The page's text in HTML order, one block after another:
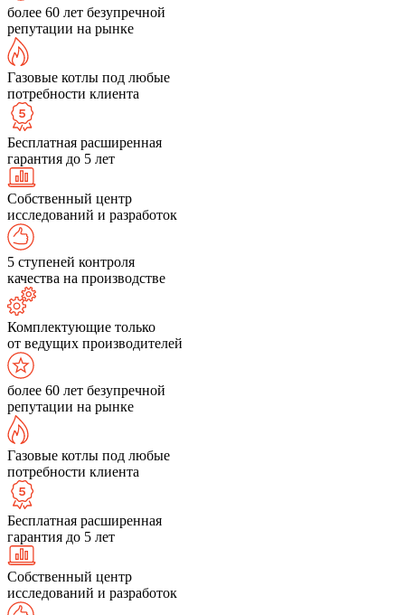
более 60 лет безупречной
репутации на рынке
Газовые котлы под любые
потребности клиента
Бесплатная расширенная
гарантия до 5 лет
Собственный центр
исследований и разработок
5 ступеней контроля
качества на производстве
Комплектующие только
от ведущих производителей
более 60 лет безупречной
репутации на рынке
Газовые котлы под любые
потребности клиента
Бесплатная расширенная
гарантия до 5 лет
Собственный центр
исследований и разработок